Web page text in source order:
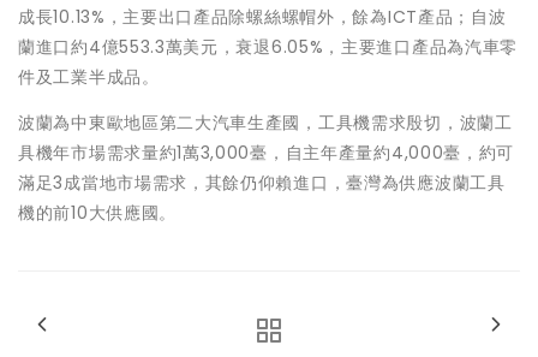
成長10.13%，主要出口產品除螺絲螺帽外，餘為ICT產品；自波
蘭進口約4億553.3萬美元，衰退6.05%，主要進口產品為汽車零
件及工業半成品。
波蘭為中東歐地區第二大汽車生產國，工具機需求殷切，波蘭工
具機年市場需求量約1萬3,000臺，自主年產量約4,000臺，約可
滿足3成當地市場需求，其餘仍仰賴進口，臺灣為供應波蘭工具
機的前10大供應國。